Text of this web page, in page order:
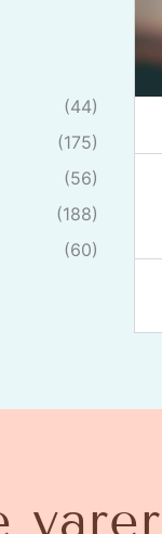
(44)
(175)
(56)
(188)
(60)
varer